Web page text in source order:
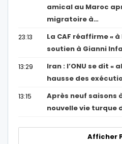
amical au Maroc
migratoire à…
23:13
La CAF réaffirme «
soutien à Gianni
13:29
Iran : l’ONU se dit «
hausse des
13:15
Après neuf saisons
nouvelle vie turque
Afficher